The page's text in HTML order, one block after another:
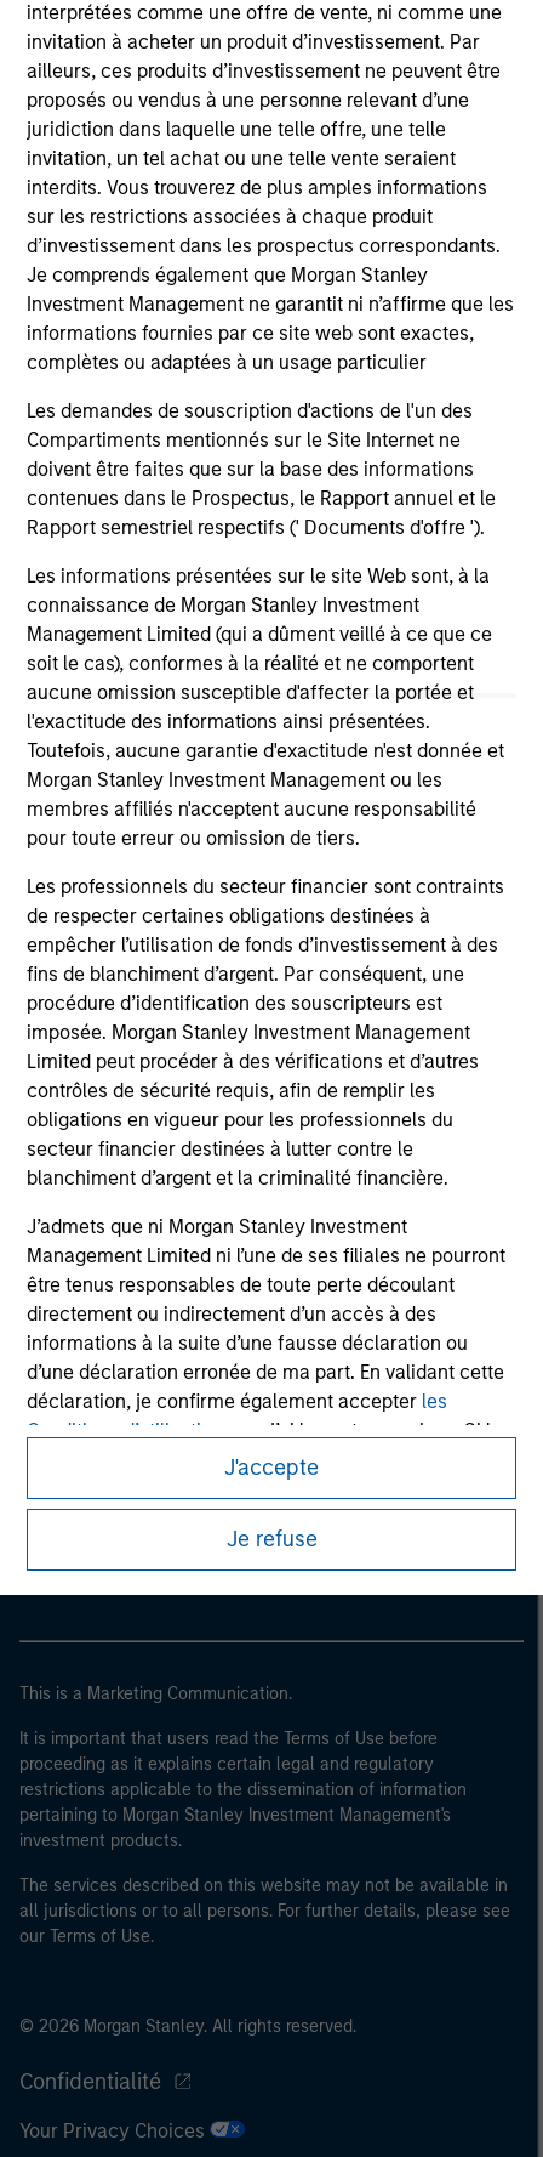
interprétées comme une offre de vente, ni comme une
invitation à acheter un produit d’investissement. Par
ailleurs, ces produits d’investissement ne peuvent être
proposés ou vendus à une personne relevant d’une
juridiction dans laquelle une telle offre, une telle
invitation, un tel achat ou une telle vente seraient
interdits. Vous trouverez de plus amples informations
sur les restrictions associées à chaque produit
d’investissement dans les prospectus correspondants.
Je comprends également que Morgan Stanley
Investment Management ne garantit ni n’affirme que les
informations fournies par ce site web sont exactes,
complètes ou adaptées à un usage particulier
Les demandes de souscription d'actions de l'un des
Compartiments mentionnés sur le Site Internet ne
doivent être faites que sur la base des informations
contenues dans le Prospectus, le Rapport annuel et le
Rapport semestriel respectifs (' Documents d'offre ').
Les informations présentées sur le site Web sont, à la
connaissance de Morgan Stanley Investment
Management Limited (qui a dûment veillé à ce que ce
soit le cas), conformes à la réalité et ne comportent
aucune omission susceptible d'affecter la portée et
l'exactitude des informations ainsi présentées.
Toutefois, aucune garantie d'exactitude n'est donnée et
Morgan Stanley Investment Management ou les
membres affiliés n'acceptent aucune responsabilité
pour toute erreur ou omission de tiers.
Les professionnels du secteur financier sont contraints
de respecter certaines obligations destinées à
empêcher l’utilisation de fonds d’investissement à des
fins de blanchiment d’argent. Par conséquent, une
procédure d’identification des souscripteurs est
imposée. Morgan Stanley Investment Management
Limited peut procéder à des vérifications et d’autres
contrôles de sécurité requis, afin de remplir les
obligations en vigueur pour les professionnels du
secteur financier destinées à lutter contre le
blanchiment d’argent et la criminalité financière.
J’admets que ni Morgan Stanley Investment
Management Limited ni l’une de ses filiales ne pourront
être tenus responsables de toute perte découlant
directement ou indirectement d’un accès à des
informations à la suite d’une fausse déclaration ou
d’une déclaration erronée de ma part. En validant cette
déclaration, je confirme également accepter les
Conditions d’utilisation
, que j’ai lues et comprises. Si la
déclaration ci-dessus est correcte, merci de cliquer sur
contraire, merci de cliquer sur « Je refuse » pour revenir
J'accepte
Je refuse
ALTS IN FOCUS
Hedge Funds 2026 Midyear Outlook
As markets grow more complex and the
dispersion of outcomes increases, we believe
hedge funds will continue to play a valuable
role in investor portfolios through 2026,
offering the potential to enhance returns,
reduce volatility, and provide diversification
regardless of the market’s ultimate direction.
16-JUL-2026
May not represent all Team Members.
The information on this page is for informational
not constitute and should not be construed as an
offering of advisory services or an offer to sell or a
solicitation of an offer to buy any securities in any
jurisdiction in which such offer or solicitation,
purchase or sale would be unlawful under the
securities, insurance or other laws of such jurisdiction.
All investing involves risks, including a loss of principal.
Please refer to the strategy detail page for important
information on the strategy, including additional risk
considerations.
Morgan Stanley Careers
This is a Marketing Communication.
It is important that users read the Terms of Use before
proceeding as it explains certain legal and regulatory
restrictions applicable to the dissemination of information
pertaining to Morgan Stanley Investment Management's
investment products.
The services described on this website may not be available in
all jurisdictions or to all persons. For further details, please see
our Terms of Use.
© 2026 Morgan Stanley. All rights reserved.
Confidentialité
Your Privacy Choices